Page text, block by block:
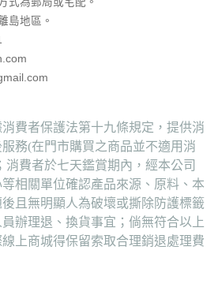
島地區。
費者保護法第十九條規定，提供消
務(在門市購買之商品並不適用消
費者於七天鑑賞期內，經本公司
相關單位確認產品來源、原料、本
且無明顯人為破壞或撕除防護標籤
辦理退、換貨事宜；倘無符合以上
上商城得保留索取合理銷退處理費